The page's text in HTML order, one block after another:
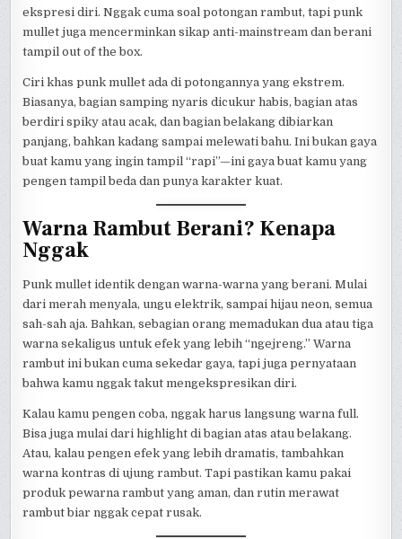
ekspresi diri. Nggak cuma soal potongan rambut, tapi punk
mullet juga mencerminkan sikap anti-mainstream dan berani
tampil out of the box.
Ciri khas punk mullet ada di potongannya yang ekstrem.
Biasanya, bagian samping nyaris dicukur habis, bagian atas
berdiri spiky atau acak, dan bagian belakang dibiarkan
panjang, bahkan kadang sampai melewati bahu. Ini bukan gaya
buat kamu yang ingin tampil “rapi”—ini gaya buat kamu yang
pengen tampil beda dan punya karakter kuat.
Warna Rambut Berani? Kenapa
Nggak
Punk mullet identik dengan warna-warna yang berani. Mulai
dari merah menyala, ungu elektrik, sampai hijau neon, semua
sah-sah aja. Bahkan, sebagian orang memadukan dua atau tiga
warna sekaligus untuk efek yang lebih “ngejreng.” Warna
rambut ini bukan cuma sekedar gaya, tapi juga pernyataan
bahwa kamu nggak takut mengekspresikan diri.
Kalau kamu pengen coba, nggak harus langsung warna full.
Bisa juga mulai dari highlight di bagian atas atau belakang.
Atau, kalau pengen efek yang lebih dramatis, tambahkan
warna kontras di ujung rambut. Tapi pastikan kamu pakai
produk pewarna rambut yang aman, dan rutin merawat
rambut biar nggak cepat rusak.